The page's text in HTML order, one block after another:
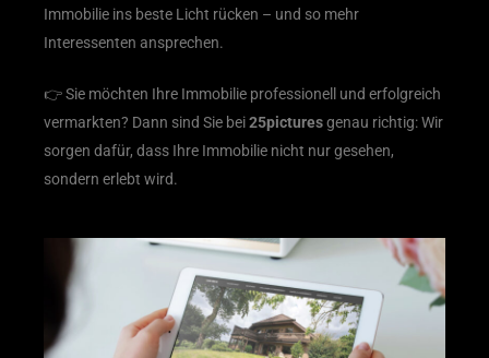
Immobilie ins beste Licht rücken – und so mehr
Interessenten ansprechen.
👉 Sie möchten Ihre Immobilie professionell und erfolgreich
vermarkten? Dann sind Sie bei25picturesgenau richtig: Wir
sorgen dafür, dass Ihre Immobilie nicht nur gesehen,
sondern erlebt wird.